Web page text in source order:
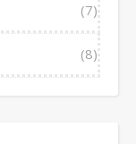
(7)
(8)